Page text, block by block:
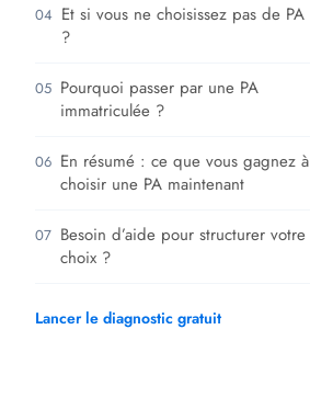
04 Et si vous ne choisissez pas de PA
?
05 Pourquoi passer par une PA
immatriculée ?
06 En résumé : ce que vous gagnez à
choisir une PA maintenant
07 Besoin d’aide pour structurer votre
choix ?
Lancer le diagnostic gratuit